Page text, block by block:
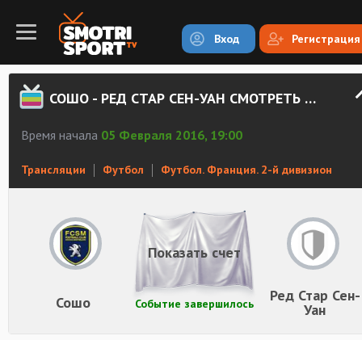
Вход Регистрация
СОШО - РЕД СТАР СЕН-УАН СМОТРЕТЬ ОНЛАЙН
Время начала 05 Февраля 2016, 19:00
Трансляции Футбол Футбол. Франция. 2-й дивизион
Сошо Ред Стар Сен-
Уан
Событие завершилось
Показать счет